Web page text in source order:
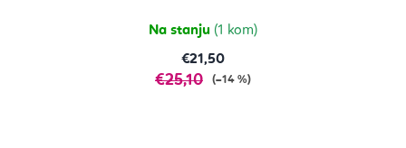
Na stanju (1 kom)
€21,50
€25,10 (–14 %)